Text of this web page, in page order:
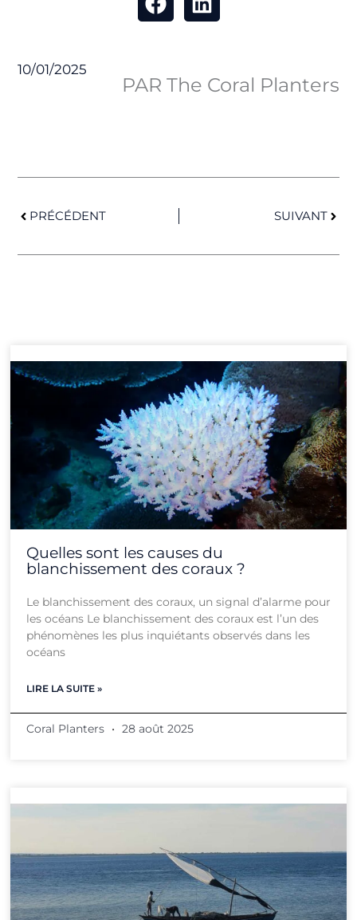
10/01/2025
PAR The Coral Planters
PRÉCÉDENT SUIVANT
Quelles sont les causes du
blanchissement des coraux ?
Le blanchissement des coraux, un signal d’alarme pour
les océans Le blanchissement des coraux est l’un des
phénomènes les plus inquiétants observés dans les
océans
LIRE LA SUITE »
Coral Planters 28 août 2025